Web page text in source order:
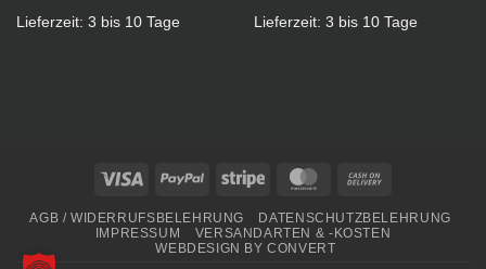
Lieferzeit: 3 bis 10 Tage
Lieferzeit: 3 bis 10 Tage
Visa PayPal Stripe MasterCard
Delivery
AGB / WIDERRUFSBELEHRUNG
DATENSCHUTZBELEHRUNG
IMPRESSUM
VERSANDARTEN & -KOSTEN
WEBDESIGN BY CONVERT